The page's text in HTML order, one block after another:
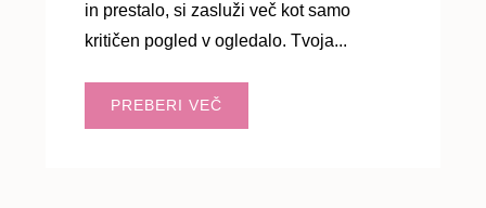
in prestalo, si zasluži več kot samo
kritičen pogled v ogledalo. Tvoja...
PREBERI VEČ